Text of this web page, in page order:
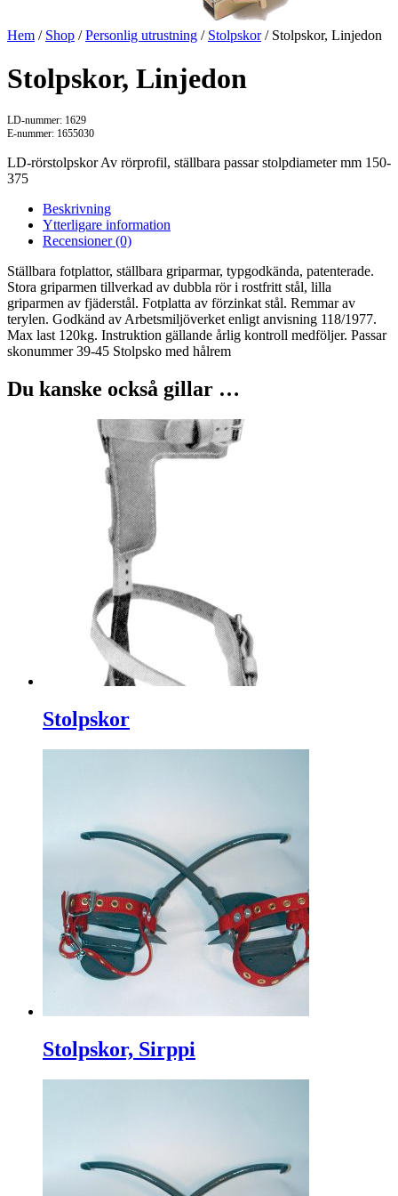
Hem / Shop /Personlig utrustning / Stolpskor/ Stolpskor, Linjedon
Stolpskor, Linjedon
LD-nummer: 1629
E-nummer: 1655030
LD-rörstolpskor Av rörprofil, ställbara passar stolpdiameter mm 150-
375
Beskrivning
Ytterligare information
Recensioner (0)
Ställbara fotplattor, ställbara griparmar, typgodkända, patenterade.
Stora griparmen tillverkad av dubbla rör i rostfritt stål, lilla
griparmen av fjäderstål. Fotplatta av förzinkat stål. Remmar av
terylen. Godkänd av Arbetsmiljöverket enligt anvisning 118/1977.
Max last 120kg. Instruktion gällande årlig kontroll medföljer. Passar
skonummer 39-45 Stolpsko med hålrem
Du kanske också gillar …
Stolpskor
Stolpskor, Sirppi